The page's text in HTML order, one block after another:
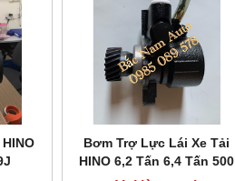
Bơm Trợ Lực Lái Xe Tải
HINO 6,2 Tấn 6,4 Tấn 500